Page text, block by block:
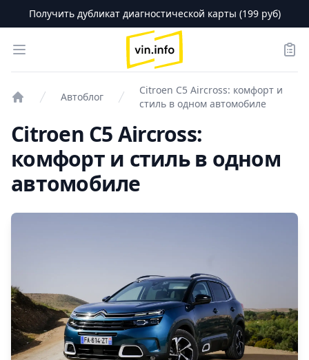
Получить дубликат диагностической карты (199 руб)
Open menu
logo
Автоблог
Citroen C5 Aircross: комфорт и
стиль в одном автомобиле
Citroen C5 Aircross:
комфорт и стиль в одном
автомобиле